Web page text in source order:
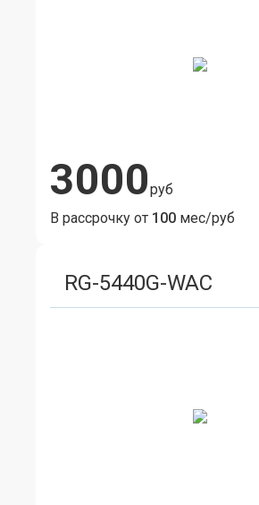
3000руб
В рассрочку от 100 мес/руб
RG-5440G-WAC